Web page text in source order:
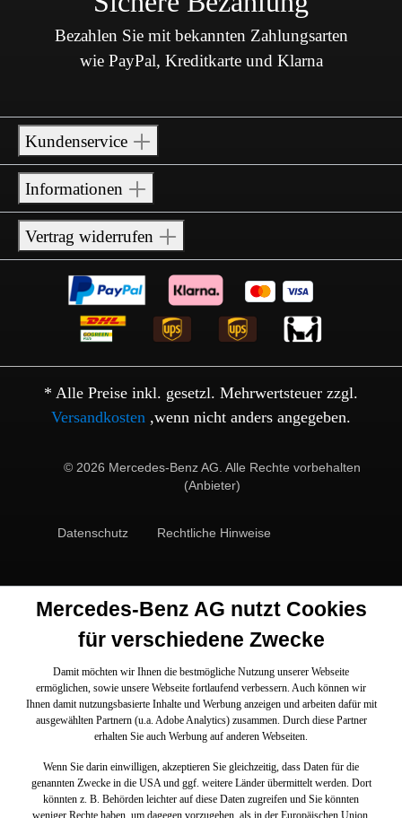
Bezahlen Sie mit bekannten Zahlungsarten
wie PayPal, Kreditkarte und Klarna
Kundenservice
Informationen
Vertrag widerrufen
* Alle Preise inkl. gesetzl. Mehrwertsteuer zzgl.
Versandkosten ,wenn nicht anders angegeben.
© 2026 Mercedes-Benz AG. Alle Rechte vorbehalten
(Anbieter)
Datenschutz Rechtliche Hinweise
Mercedes-Benz AG nutzt Cookies
für verschiedene Zwecke
Damit möchten wir Ihnen die bestmögliche Nutzung unserer Webseite
ermöglichen, sowie unsere Webseite fortlaufend verbessern. Auch können wir
Ihnen damit nutzungsbasierte Inhalte und Werbung anzeigen und arbeiten dafür mit
ausgewählten Partnern (u.a. Adobe Analytics) zusammen. Durch diese Partner
erhalten Sie auch Werbung auf anderen Webseiten.
Wenn Sie darin einwilligen, akzeptieren Sie gleichzeitig, dass Daten für die
genannten Zwecke in die USA und ggf. weitere Länder übermittelt werden. Dort
könnten z. B. Behörden leichter auf diese Daten zugreifen und Sie könnten
weniger Rechte haben, um dagegen vorzugehen, als in der Europäischen Union.